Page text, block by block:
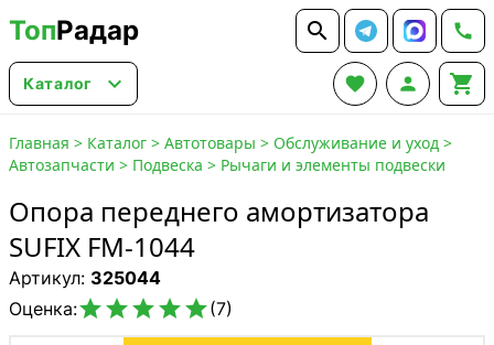
ТопРадар  
Каталог    
Главная > Каталог > Автотовары > Обслуживание и уход >
Автозапчасти > Подвеска > Рычаги и элементы подвески
Опора переднего амортизатора
SUFIX FM-1044
Артикул: 325044
Оценка:(7)